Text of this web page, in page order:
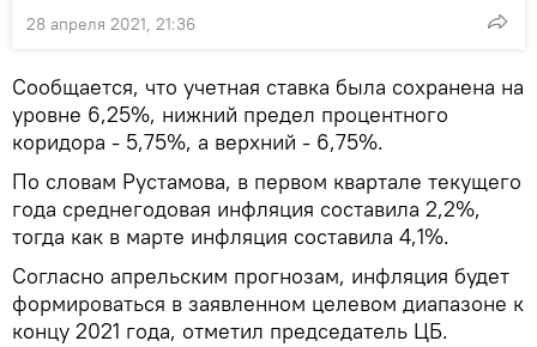
28 апреля 2021, 21:36
Сообщается, что учетная ставка была сохранена на
уровне 6,25%, нижний предел процентного
коридора - 5,75%, а верхний - 6,75%.
По словам Рустамова, в первом квартале текущего
года среднегодовая инфляция составила 2,2%,
тогда как в марте инфляция составила 4,1%.
Согласно апрельским прогнозам, инфляция будет
формироваться в заявленном целевом диапазоне к
концу 2021 года, отметил председатель ЦБ.